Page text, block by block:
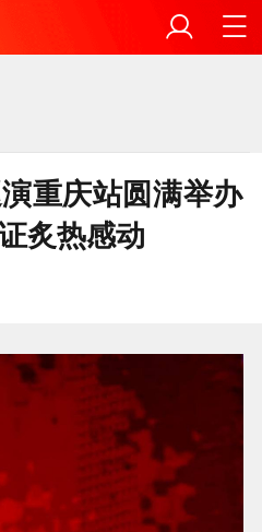
重庆站圆满举办
炙热感动